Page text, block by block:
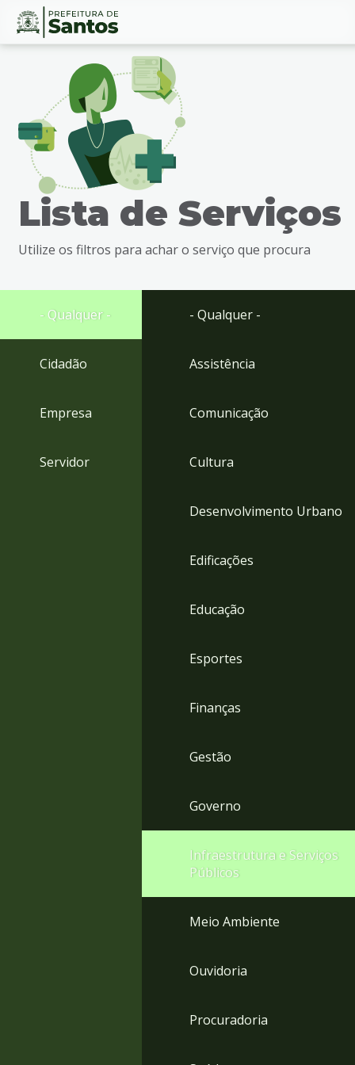
Ir
busca
Ir
rodapé
Conteúdo
Lista de Serviços
Utilize os filtros para achar o serviço que procura
- Qualquer -
Cidadão
Empresa
Servidor
- Qualquer -
Assistência
Comunicação
Cultura
Desenvolvimento Urbano
Edificações
Educação
Esportes
Finanças
Gestão
Governo
Infraestrutura e Serviços
Públicos
Meio Ambiente
Ouvidoria
Procuradoria